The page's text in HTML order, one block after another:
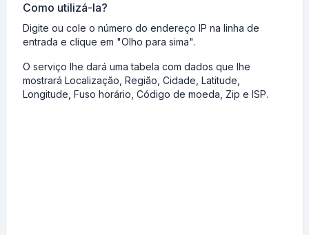
Como utilizá-la?
Digite ou cole o número do endereço IP na linha de
entrada e clique em "Olho para sima".
O serviço lhe dará uma tabela com dados que lhe
mostrará Localização, Região, Cidade, Latitude,
Longitude, Fuso horário, Código de moeda, Zip e ISP.